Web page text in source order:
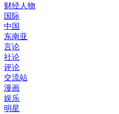
财经人物
国际
中国
东南亚
言论
社论
评论
交流站
漫画
娱乐
明星